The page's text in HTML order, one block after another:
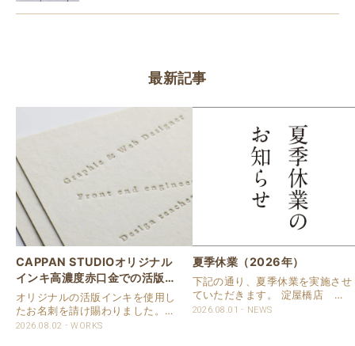
最新記事
CAPPAN STUDIOオリジナル
インキ高濃度赤口金での活版名
刺
オリジナルの活版インキを使用し
たお名刺を請け賜わりました。
用紙は新バフン紙Nのきぬを使用
2026.08.02 WORKS
夏季休業（2026年）
下記の通り、夏季休業を実施させ
ていただきます。 淀屋橋店 通
常営業いたします。 奈良店 8月
2026.08.01 NEWS